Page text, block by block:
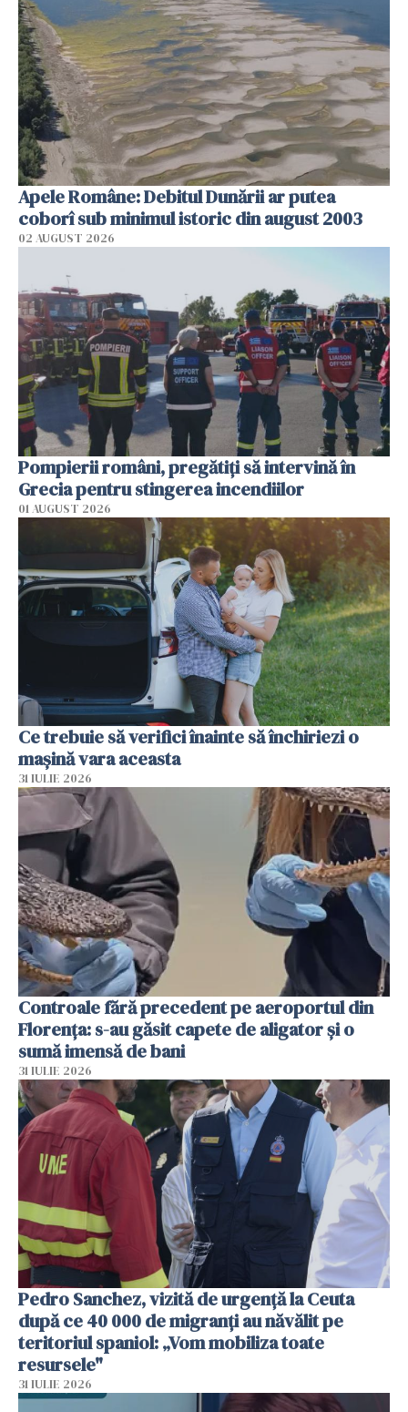
Apele Române: Debitul Dunării ar putea
coborî sub minimul istoric din august 2003
02 AUGUST 2026
Pompierii români, pregătiţi să intervină în
Grecia pentru stingerea incendiilor
01 AUGUST 2026
Ce trebuie să verifici înainte să închiriezi o
mașină vara aceasta
31 IULIE 2026
Controale fără precedent pe aeroportul din
Florența: s-au găsit capete de aligator și o
sumă imensă de bani
31 IULIE 2026
Pedro Sanchez, vizită de urgență la Ceuta
după ce 40 000 de migranți au năvălit pe
teritoriul spaniol: „Vom mobiliza toate
resursele"
31 IULIE 2026